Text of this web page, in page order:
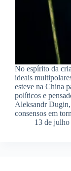
No espírito da
ideais
esteve na China
políticos e
Aleksandr
consensos em
13 de